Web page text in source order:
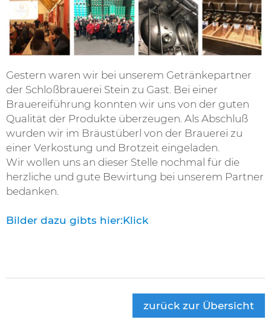
Gestern waren wir bei unserem Getränkepartner
der Schloßbrauerei Stein zu Gast. Bei einer
Brauereiführung konnten wir uns von der guten
Qualität der Produkte überzeugen. Als Abschluß
wurden wir im Bräustüberl von der Brauerei zu
einer Verkostung und Brotzeit eingeladen.
Wir wollen uns an dieser Stelle nochmal für die
herzliche und gute Bewirtung bei unserem Partner
bedanken.
Bilder dazu gibts hier:Klick
zurück zur Übersicht